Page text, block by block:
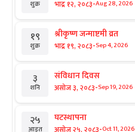
शुक्र भाद्र १२, २०८३-Aug 28, 2026
१९
शुक्र
श्रीकृष्ण जन्माष्टमी व्रत
भाद्र १९, २०८३-Sep 4, 2026
३
शनि
संविधान दिवस
असोज ३, २०८३-Sep 19, 2026
२५
आइत
घटस्थापना
असोज २५, २०८३ Oct 11, 2026